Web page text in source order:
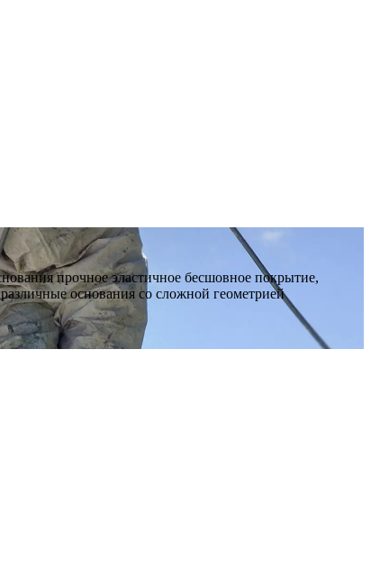
прочное эластичное бесшовное покрытие,
основания со сложной геометрией